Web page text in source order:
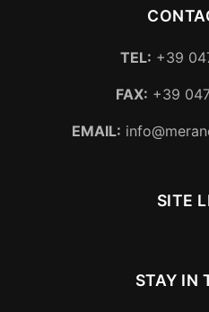
TEL: +39
FAX: +39
EMAIL:
SITE
STAY IN